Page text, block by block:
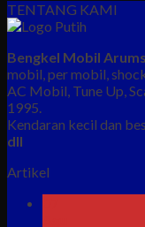
TENTANG KAMI
Bengkel Mobil
mobil, per mobil,
AC Mobil, Tune Up,
1995.
Kendaran kecil dan
dll
Artikel